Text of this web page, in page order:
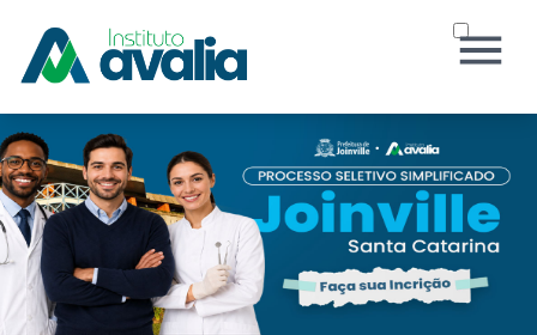
INÍCIO
O INSTITUTO
CONCURSOS
SOCIAL
NOTÍCIAS
CERTIFICADO